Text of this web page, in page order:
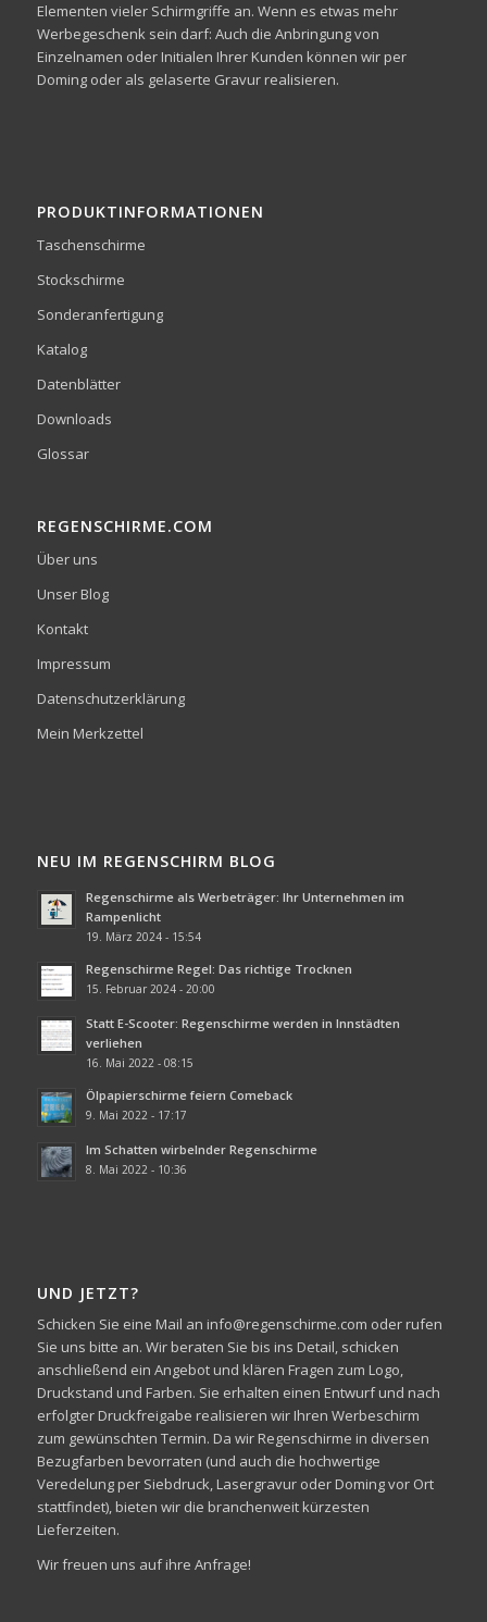
Elementen vieler Schirmgriffe an. Wenn es etwas mehr
Werbegeschenk sein darf: Auch die Anbringung von
Einzelnamen oder Initialen Ihrer Kunden können wir per
Doming oder als gelaserte Gravur realisieren.
PRODUKTINFORMATIONEN
Taschenschirme
Stockschirme
Sonderanfertigung
Katalog
Datenblätter
Downloads
Glossar
REGENSCHIRME.COM
Über uns
Unser Blog
Kontakt
Impressum
Datenschutzerklärung
Mein Merkzettel
NEU IM REGENSCHIRM BLOG
Regenschirme als Werbeträger: Ihr Unternehmen im
Rampenlicht
19. März 2024 - 15:54
Regenschirme Regel: Das richtige Trocknen
15. Februar 2024 - 20:00
Statt E-Scooter: Regenschirme werden in Innstädten
verliehen
16. Mai 2022 - 08:15
Ölpapierschirme feiern Comeback
9. Mai 2022 - 17:17
Im Schatten wirbelnder Regenschirme
8. Mai 2022 - 10:36
UND JETZT?
Schicken Sie eine Mail an info@regenschirme.com oder rufen
Sie uns bitte an. Wir beraten Sie bis ins Detail, schicken
anschließend ein Angebot und klären Fragen zum Logo,
Druckstand und Farben. Sie erhalten einen Entwurf und nach
erfolgter Druckfreigabe realisieren wir Ihren Werbeschirm
zum gewünschten Termin. Da wir Regenschirme in diversen
Bezugfarben bevorraten (und auch die hochwertige
Veredelung per Siebdruck, Lasergravur oder Doming vor Ort
stattfindet), bieten wir die branchenweit kürzesten
Lieferzeiten.
Wir freuen uns auf ihre Anfrage!